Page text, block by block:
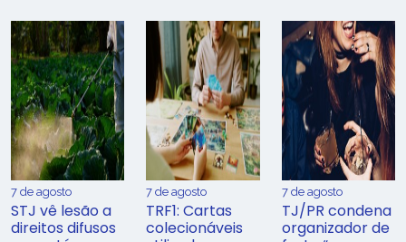
7 de agosto
STJ vê lesão a
direitos difusos
7 de agosto
TRF1: Cartas
colecionáveis
7 de agosto
TJ/PR condena
organizador de